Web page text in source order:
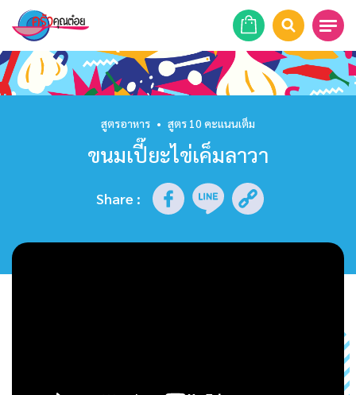
หน้าแรก
รายการย้อนหลัง
สูตรอาหาร • สูตร 10 คะแนนเต็ม
ขนมเปี๊ยะไข่เค็มลาวา
Share :